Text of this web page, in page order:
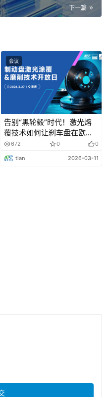
发布公告，公司向极氪提
氪，收购所有已发行及发
票（本集团实益拥有者除
2.57美元或每股美国存托
，吉利汽车控股持有极氪
。倘若私有化建议落实
资附属公司，实现私有化并
下一篇
会议
告别“黑轮毂”时代！激光熔
覆技术如何让刹车盘在欧七
标准下“延寿又减排”？
672 0 0
tian 2026-03-11